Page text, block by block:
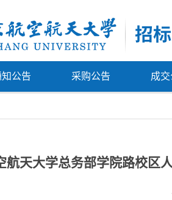
公告 采购公告 成
航天大学总务部学院路校区